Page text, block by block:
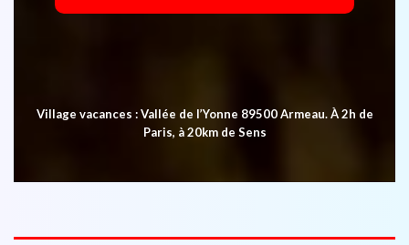
Village vacances : Vallée de l’Yonne 89500 Armeau. À 2h de
Paris, à 20km de Sens